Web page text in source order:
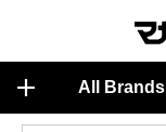
All Brands